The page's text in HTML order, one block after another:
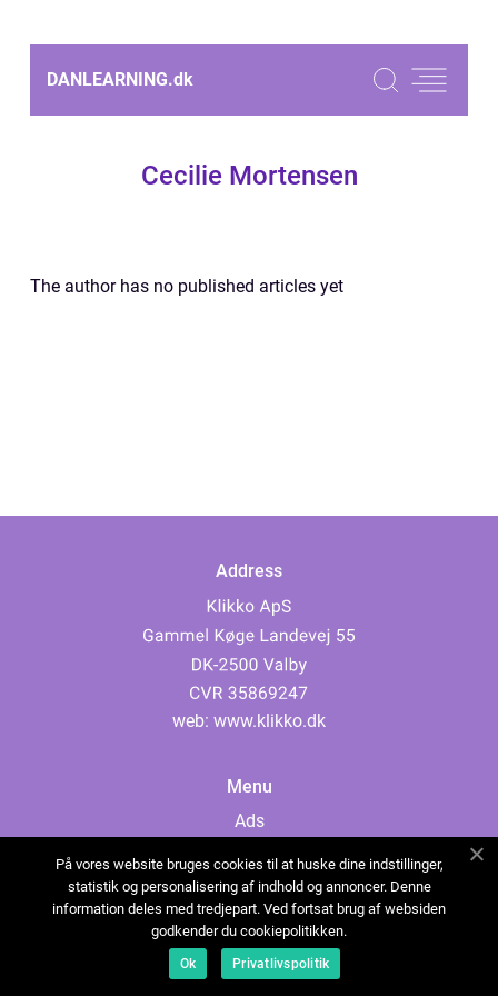
DANLEARNING.dk
Cecilie Mortensen
The author has no published articles yet
Address
web: www.klikko.dk
Menu
Ads
Cookies
Contact
Sitemap
På vores website bruges cookies til at huske dine indstillinger,
statistik og personalisering af indhold og annoncer. Denne
information deles med tredjepart. Ved fortsat brug af websiden
godkender du cookiepolitikken.
Ok Privatlivspolitik